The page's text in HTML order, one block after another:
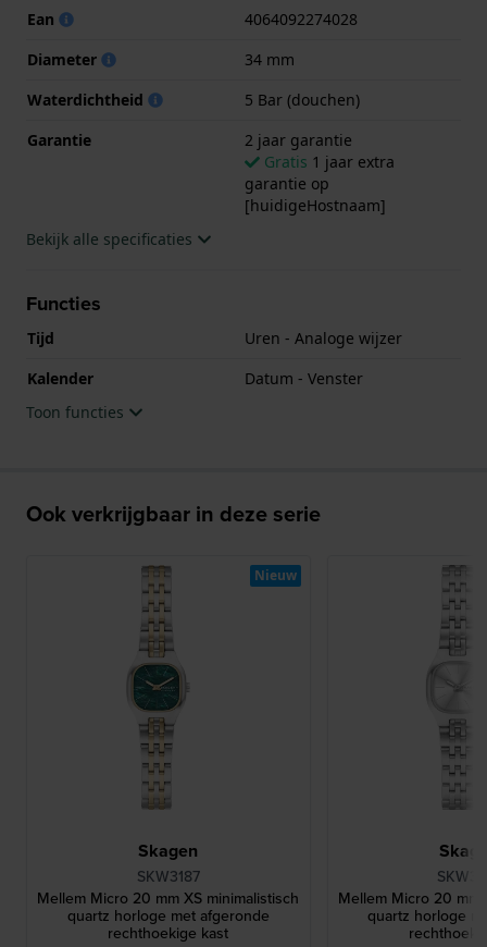
Ean
4064092274028
Diameter
34 mm
Waterdichtheid
5 Bar (douchen)
Garantie
2 jaar garantie
Gratis 1 jaar extra
garantie op
[huidigeHostnaam]
Bekijk alle specificaties
Functies
Tijd
Uren - Analoge wijzer
Kalender
Datum - Venster
Toon functies
Ook verkrijgbaar in deze serie
Skagen
SKW3187
Mellem Micro 20 mm XS minimalistisch
quartz horloge met afgeronde
rechthoekige kast
Nieuw
Mellem Micro 20 mm
quartz horloge